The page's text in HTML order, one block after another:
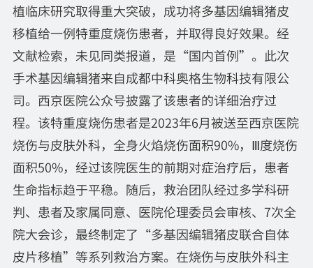
植临床研究取得重大突破，成功将多基因编辑猪皮
移植给一例特重度烧伤患者，并取得良好效果。经
文献检索，未见同类报道，是“国内首例”。此次
手术基因编辑猪来自成都中科奥格生物科技有限公
司。西京医院公众号披露了该患者的详细治疗过
程。该特重度烧伤患者是2023年6月被送至西京医院
烧伤与皮肤外科，全身火焰烧伤面积90%，Ⅲ度烧伤
面积50%，经过该院医生的前期对症治疗后，患者
生命指标趋于平稳。随后，救治团队经过多学科研
判、患者及家属同意、医院伦理委员会审核、7次全
院大会诊，最终制定了“多基因编辑猪皮联合自体
皮片移植”等系列救治方案。在烧伤与皮肤外科主